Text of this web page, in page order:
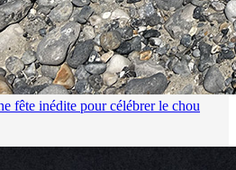
fête inédite pour célébrer le chou